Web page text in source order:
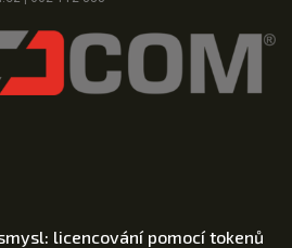
licencování pomocí tokenů